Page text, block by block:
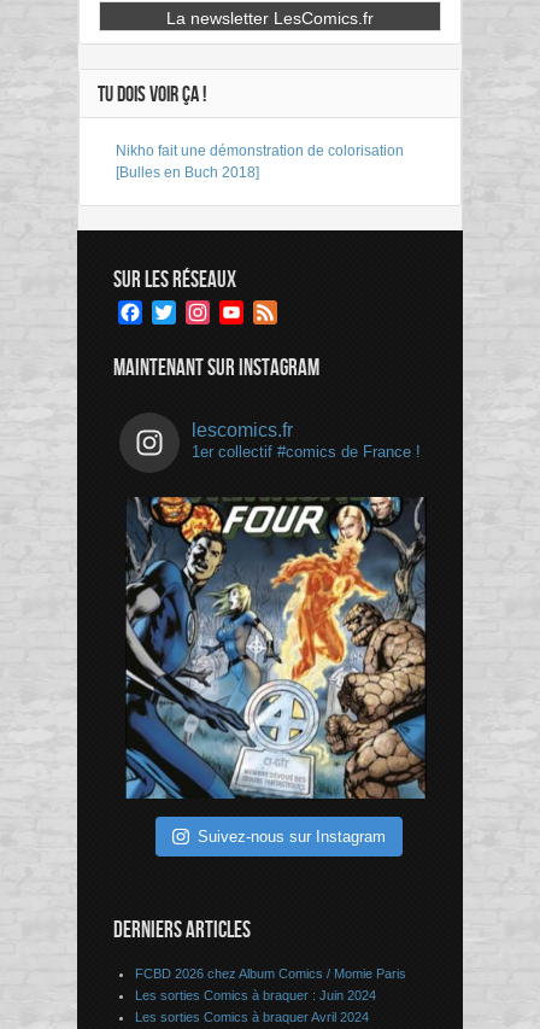
TU DOIS VOIR ÇA !
Nikho fait une démonstration de colorisation
[Bulles en Buch 2018]
SUR LES RÉSEAUX
Facebook
TwitterInstagramYouTube
MAINTENANT SUR INSTAGRAM
lescomics.fr
1er collectif #comics de France !
Suivez-nous sur Instagram
DERNIERS ARTICLES
FCBD 2026 chez Album Comics / Momie Paris
Les sorties Comics à braquer : Juin 2024
Les sorties Comics à braquer Avril 2024